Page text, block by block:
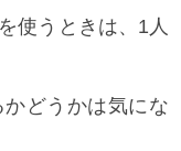
使うときは、1人
どうかは気にな